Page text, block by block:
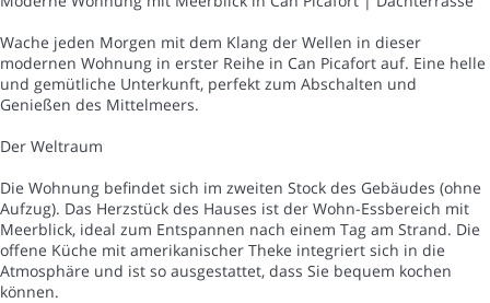
Wache jeden Morgen mit dem Klang der Wellen in dieser
modernen Wohnung in erster Reihe in Can Picafort auf. Eine helle
und gemütliche Unterkunft, perfekt zum Abschalten und
Genießen des Mittelmeers.
Der Weltraum
Die Wohnung befindet sich im zweiten Stock des Gebäudes (ohne
Aufzug). Das Herzstück des Hauses ist der Wohn-Essbereich mit
Meerblick, ideal zum Entspannen nach einem Tag am Strand. Die
offene Küche mit amerikanischer Theke integriert sich in die
Atmosphäre und ist so ausgestattet, dass Sie bequem kochen
können.